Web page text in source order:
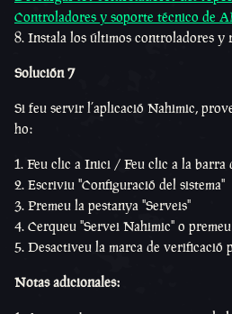
Controladores y soporte técnico de
Instala los últimos controladores y
Solución 7
Si feu servir l’aplicació Nahimic,
ho:
Feu clic a Inici / Feu clic a la barra
Escriviu "Configuració del sistema"
Premeu la pestanya "Serveis"
Cerqueu "Servei Nahimic" o
Desactiveu la marca de verificació
Notas adicionales: